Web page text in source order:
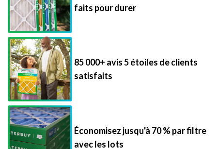
faits pour durer
85 000+ avis 5 étoiles de clients
satisfaits
Économisez jusqu'à 70 % par filtre
avec les lots